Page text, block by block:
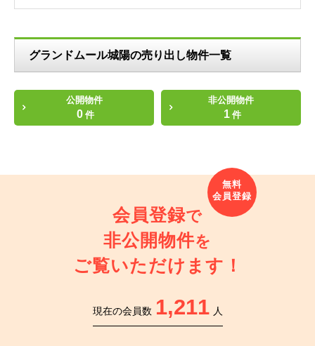
グランドムール城陽の売り出し物件一覧
公開物件
0 件
非公開物件
1 件
会員登録で
非公開物件を
ご覧いただけます！
現在の会員数 1,211 人